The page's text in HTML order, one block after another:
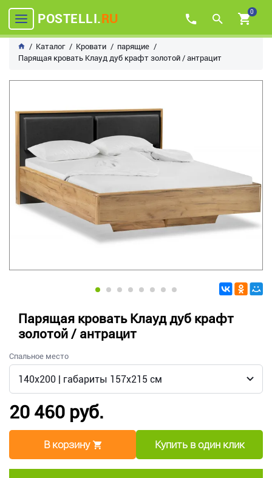
POSTELLI.RU 0
Каталог Кровати
парящие
Парящая кровать Клауд дуб крафт золотой / антрацит
Парящая кровать Клауд дуб крафт
золотой / антрацит
Спальное место
20 460 руб.
В корзину Купить в один клик